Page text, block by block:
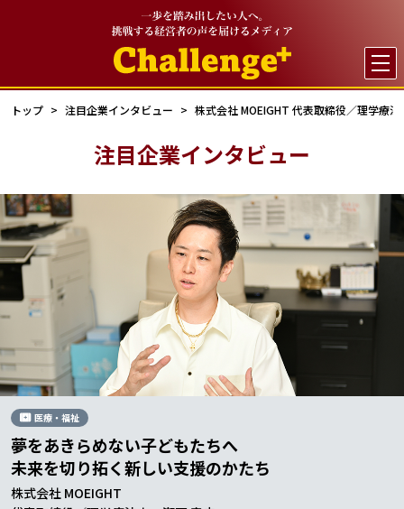

トップ 注目企業インタビュー 株式会社 MOEIGHT 代表取締役／理学療
注目企業インタビュー
医療・福祉
夢をあきらめない子どもたちへ
未来を切り拓く新しい支援のかたち
株式会社 MOEIGHT